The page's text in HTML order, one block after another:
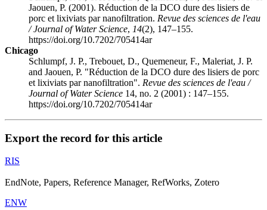
Jaouen, P. (2001). Réduction de la DCO dure des lisiers de
porc et lixiviats par nanofiltration. Revue des sciences de l'eau
/ Journal of Water Science, 14(2), 147–155.
https://doi.org/10.7202/705414ar
Chicago
Schlumpf, J. P., Trebouet, D., Quemeneur, F., Maleriat, J. P.
and Jaouen, P. "Réduction de la DCO dure des lisiers de porc
et lixiviats par nanofiltration". Revue des sciences de l'eau /
Journal of Water Science 14, no. 2 (2001) : 147–155.
https://doi.org/10.7202/705414ar
Export the record for this article
RIS
EndNote, Papers, Reference Manager, RefWorks, Zotero
ENW